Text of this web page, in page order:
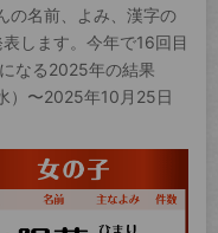
の名前、よみ、漢字の
します。今年で16回目
なる2025年の結果
）〜2025年10月25日